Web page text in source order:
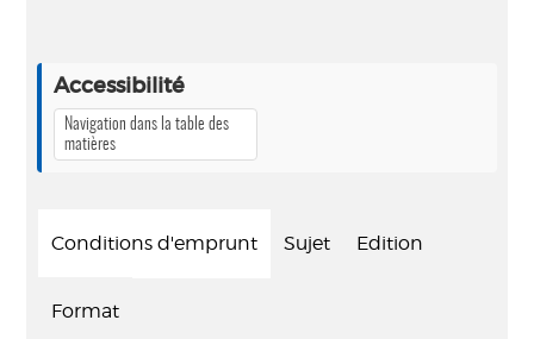
Accessibilité
Navigation dans la table des
matières
Conditions d'emprunt Sujet Edition
Format